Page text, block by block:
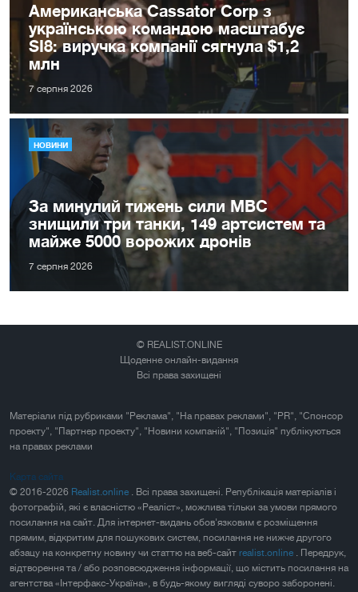
Американська Cassator Corp з
українською командою масштабує
SI8: виручка компанії сягнула $1,2
млн
7 серпня 2026
НОВИНИ
За минулий тижень сили МВС
знищили три танки, 149 артсистем та
майже 5000 ворожих дронів
7 серпня 2026
© REALIST.ONLINE
Щоденне онлайн-видання
Всі права захищені
Матеріали під рубриками "Реклама", "На правах реклами", "PR", "Спонсор
проекту", "Партнер проекту", "Новини компаній", "Позиція" публікуються
на правах реклами
Карта сайта
© 2016-2026 Realist.online . Всі права захищені. Републікація матеріалів і
фотографій, які є власністю «Реаліст», можлива тільки за умови прямого
посилання на сайт. Для інтернет-видань обов'язковим є розміщення
прямим, відкритим для пошукових систем, посилання не нижче другого
абзацу на конкретну новину чи статтю на веб-сайт realist.online . Передрук,
відтворення та / або розповсюдження інформації, що містить посилання на
агентства «Інтерфакс-Україна», в будь-якому вигляді суворо заборонені.